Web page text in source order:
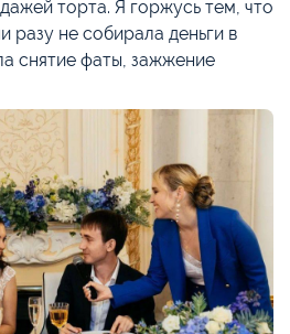
торта. Я горжусь тем, что
разу не собирала деньги в
снятие фаты, зажжение